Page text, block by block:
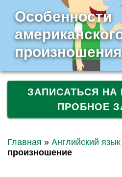
Особенности
произношения
ЗАПИСАТЬСЯ НА
ПРОБНОЕ
Главная » Английский язык
произношение